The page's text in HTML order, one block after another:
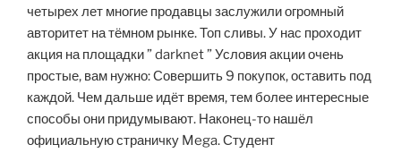
четырех лет многие продавцы заслужили огромный
авторитет на тёмном рынке. Топ сливы. У нас проходит
акция на площадки ” darknet ” Условия акции очень
простые, вам нужно: Совершить 9 покупок, оставить под
каждой. Чем дальше идёт время, тем более интересные
способы они придумывают. Наконец-то нашёл
официальную страничку Mega. Студент